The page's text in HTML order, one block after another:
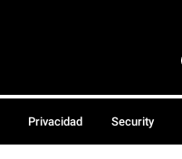
Privacidad Security